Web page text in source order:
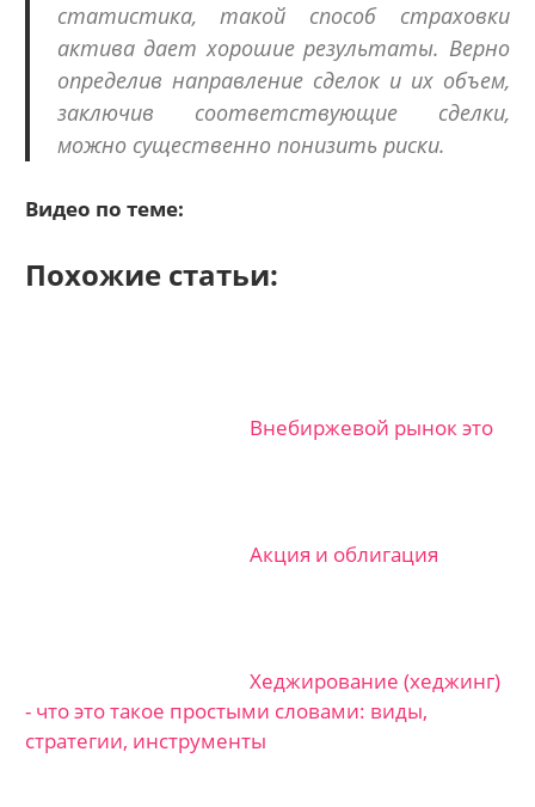
статистика, такой способ страховки
актива дает хорошие результаты. Верно
определив направление сделок и их объем,
заключив соответствующие сделки,
можно существенно понизить риски.
Видео по теме:
Похожие статьи:
Внебиржевой рынок это
Акция и облигация
Хеджирование (хеджинг)
- что это такое простыми словами: виды,
стратегии, инструменты